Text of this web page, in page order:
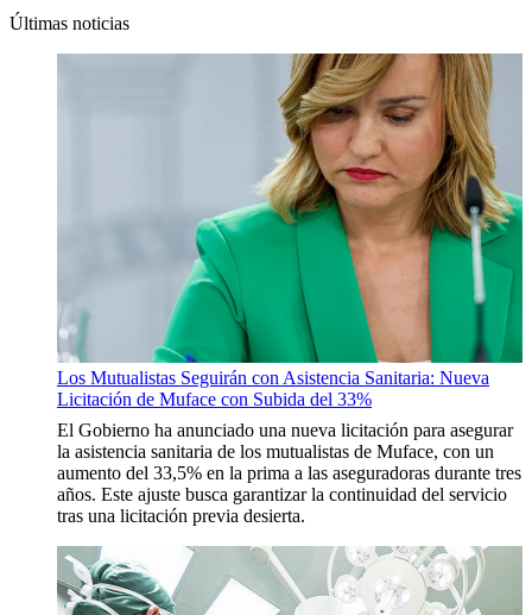
Últimas noticias
Los Mutualistas Seguirán con Asistencia Sanitaria: Nueva
Licitación de Muface con Subida del 33%
El Gobierno ha anunciado una nueva licitación para asegurar
la asistencia sanitaria de los mutualistas de Muface, con un
aumento del 33,5% en la prima a las aseguradoras durante tres
años. Este ajuste busca garantizar la continuidad del servicio
tras una licitación previa desierta.